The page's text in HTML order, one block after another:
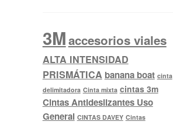
3Maccesorios viales
ALTA INTENSIDAD
PRISMÁTICA banana boat cinta
delimitadora Cinta mixta cintas 3m
Cintas Antideslizantes Uso
General CINTAS DAVEY Cintas